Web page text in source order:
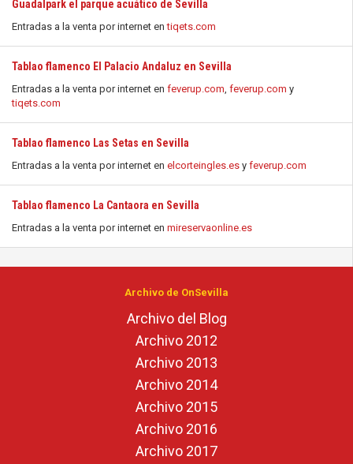
Guadalpark el parque acuático de Sevilla
Entradas a la venta por internet entiqets.com
Tablao flamenco El Palacio Andaluz en Sevilla
Entradas a la venta por internet en feverup.com, feverup.com y
tiqets.com
Tablao flamenco Las Setas en Sevilla
Entradas a la venta por internet en elcorteingles.es y feverup.com
Tablao flamenco La Cantaora en Sevilla
Entradas a la venta por internet en mireservaonline.es
Archivo de OnSevilla
Archivo del Blog
Archivo 2012
Archivo 2013
Archivo 2014
Archivo 2015
Archivo 2016
Archivo 2017